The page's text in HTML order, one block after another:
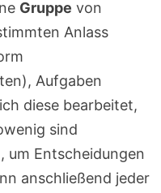
Gruppe von
Anlass
Aufgaben
diese bearbeitet,
sind
um Entscheidungen
anschließend jeder